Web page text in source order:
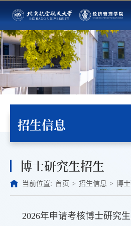
招生信息
博士研究生招生
当前位置: 首页 > 招生信息 > 博
2026年申请考核博士研究